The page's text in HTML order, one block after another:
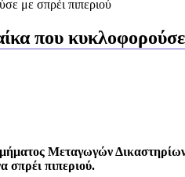
με σπρέι πιπεριού
που κυκλοφορούσε
Μεταγωγών
σπρέι πιπεριού.